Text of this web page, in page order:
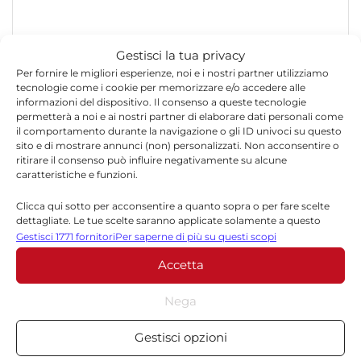
Gestisci la tua privacy
Per fornire le migliori esperienze, noi e i nostri partner utilizziamo
tecnologie come i cookie per memorizzare e/o accedere alle
informazioni del dispositivo. Il consenso a queste tecnologie
permetterà a noi e ai nostri partner di elaborare dati personali come
il comportamento durante la navigazione o gli ID univoci su questo
sito e di mostrare annunci (non) personalizzati. Non acconsentire o
ritirare il consenso può influire negativamente su alcune
caratteristiche e funzioni.
Clicca qui sotto per acconsentire a quanto sopra o per fare scelte
dettagliate. Le tue scelte saranno applicate solamente a questo
sito. È possibile modificare le impostazioni in qualsiasi momento,
compreso il ritiro del consenso, utilizzando i pulsanti della Cookie
Policy o cliccando sul pulsante di gestione del consenso nella parte
inferiore dello schermo.
Statistiche
Archiviare informazioni su dispositivo e/o accedervi, Misurare le
Gestisci 1771 fornitoriPer saperne di più su questi scopi
Accetta
Nega
Gestisci opzioni
Nome *
Email*